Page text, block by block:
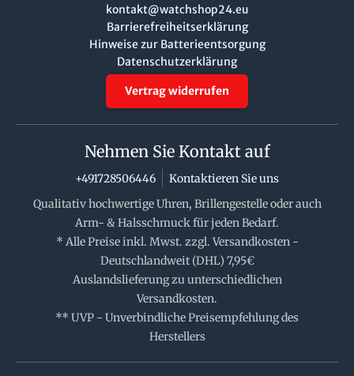
kontakt@watchshop24.eu
Barrierefreiheitserklärung
Hinweise zur Batterieentsorgung
Datenschutzerklärung
Vertrag widerrufen
Nehmen Sie Kontakt auf
+491728506446
Kontaktieren Sie uns
Qualitativ hochwertige Uhren, Brillengestelle oder auch
Arm- & Halsschmuck für jeden Bedarf.
* Alle Preise inkl. Mwst. zzgl. Versandkosten -
Deutschlandweit (DHL) 7,95€
Auslandslieferung zu unterschiedlichen
Versandkosten.
** UVP - Unverbindliche Preisempfehlung des
Herstellers